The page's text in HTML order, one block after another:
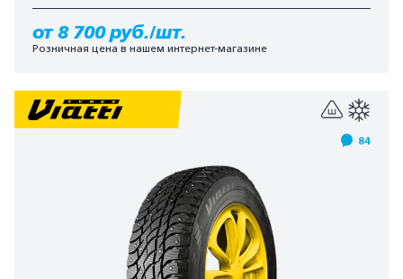
от 8 700 руб./шт.
Розничная цена в нашем интернет-магазине
84